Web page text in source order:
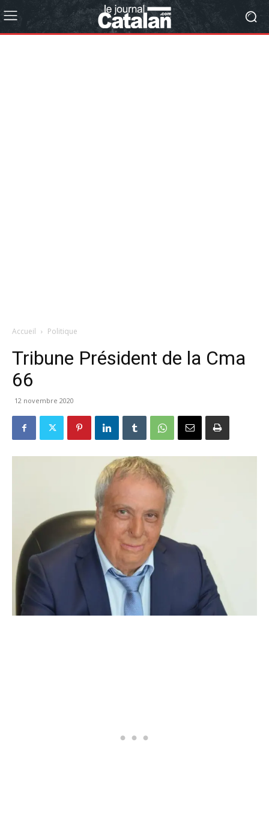
Accueil Politique
Tribune Président de la Cma
66
12 novembre 2020